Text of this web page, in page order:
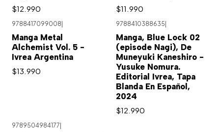
$12.990 $11.990
9788417099008
Manga Metal
Alchemist Vol. 5 -
Ivrea Argentina
$13.990
9788410388635
Manga, Blue Lock 02
(episode Nagi), De
Muneyuki Kaneshiro -
Yusuke Nomura.
Editorial Ivrea, Tapa
Blanda En Español,
2024
$12.990
9789504984177